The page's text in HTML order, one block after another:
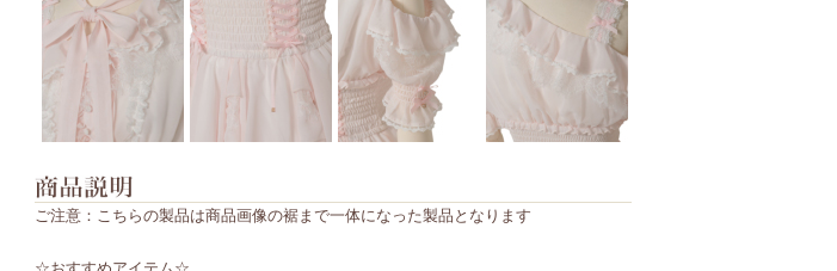
ご注意：こちらの製品は商品画像の裾まで一体になった製品となります